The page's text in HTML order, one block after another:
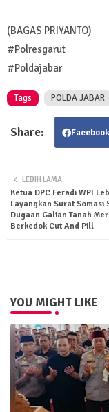
(BAGAS PRIYANTO)
#Polresgarut
#Poldajabar
Tags POLDA JABAR
Facebook
LEBIH LAMA
Ketua DPC Feradi WPI
Layangkan Surat Somasi
Dugaan Galian Tanah
Berkedok Cut And Pill
YOU MIGHT LIKE